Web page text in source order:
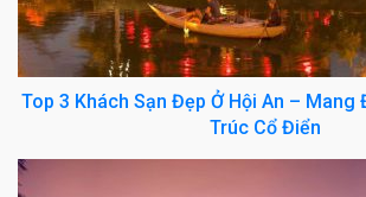
Top 3 Khách Sạn Đẹp Ở Hội An – Mang
Trúc Cổ Điển